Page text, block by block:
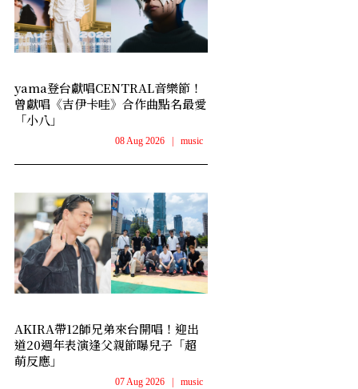
yama登台獻唱CENTRAL音樂節！
曾獻唱《吉伊卡哇》合作曲點名最愛
「小八」
08 Aug 2026 | music
AKIRA帶12師兄弟來台開唱！迎出
道20週年表演逢父親節曝兒子「超
萌反應」
07 Aug 2026 music